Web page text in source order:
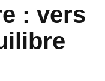
: vers